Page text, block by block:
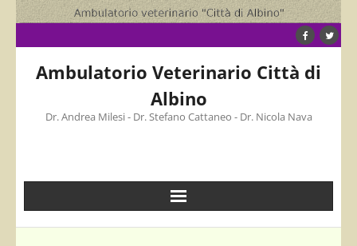
Skip
to
Ambulatorio Veterinario Città di
Albino
Dr. Andrea Milesi - Dr. Stefano Cattaneo - Dr. Nicola Nava